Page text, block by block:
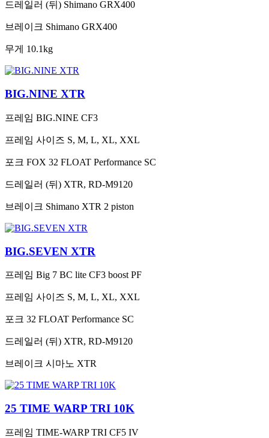
드레일러 (뒤) Shimano GRX400
브레이크 Shimano GRX400
무게 10.1kg
BIG.NINE XTR
프레임 BIG.NINE CF3
프레임 사이즈 S, M, L, XL, XXL
포크 FOX 32 FLOAT Performance SC
드레일러 (뒤) XTR, RD-M9120
브레이크 Shimano XTR 2 piston
BIG.SEVEN XTR
프레임 Big 7 BC lite CF3 boost PF
프레임 사이즈 S, M, L, XL, XXL
포크 32 FLOAT Performance SC
드레일러 (뒤) XTR, RD-M9120
브레이크 시마노 XTR
25 TIME WARP TRI 10K
프레임 TIME-WARP TRI CF5 IV